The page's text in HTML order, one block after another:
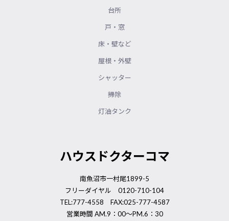
台所
戸・窓
床・壁など
屋根・外壁
シャッター
掃除
灯油タンク
ハウスドクターコマ
南魚沼市一村尾1899-5
フリーダイヤル 0120-710-104
TEL:777-4558 FAX:025-777-4587
営業時間 AM.9：00～PM.6：30